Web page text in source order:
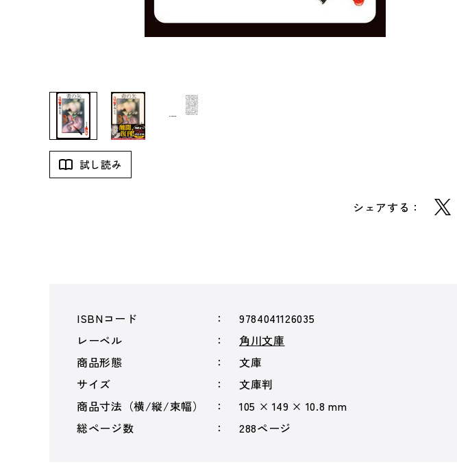
試し読み
シェアする：
ISBNコード
9784041126035
レーベル
角川文庫
商品形態
文庫
サイズ
文庫判
商品寸法（横/縦/束幅）
105 × 149 × 10.8 mm
総ページ数
288ページ